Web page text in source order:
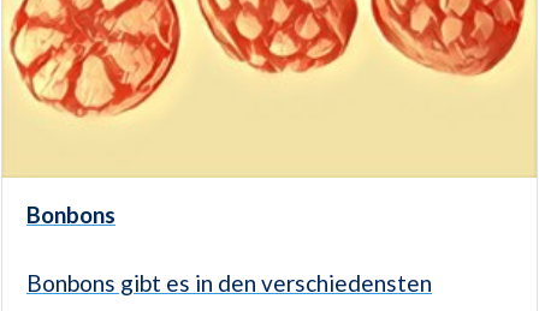
Bonbons
Bonbons gibt es in den verschiedensten